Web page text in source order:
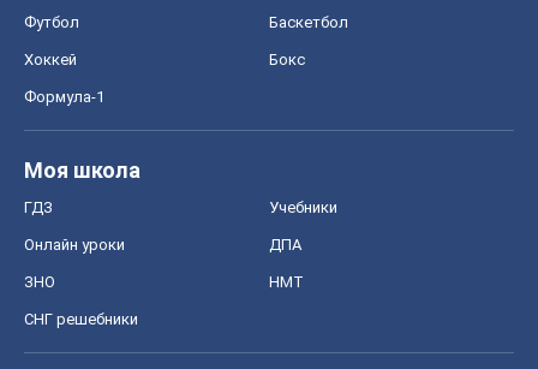
Футбол Баскетбол
Хоккей Бокс
Формула-1
Моя школа
ГДЗ Учебники
Онлайн уроки ДПА
ЗНО НМТ
СНГ решебники